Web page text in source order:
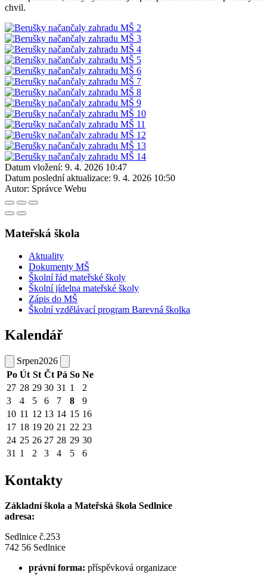
chvil.
Datum vložení: 9. 4. 2026 10:47
Datum poslední aktualizace: 9. 4. 2026 10:50
Autor: Správce Webu
Mateřská škola
Aktuality
Dokumenty MŠ
Školní řád mateřské školy
Školní jídelna mateřské školy
Zápis do MŠ
Školní vzdělávací program Barevná školka
Kalendář
Srpen2026
Po Út St Čt Pá So Ne
27 28 29 30 31 1
2
3
4 5 6 7 8
9
10 11 12 13 14 15 16
17 18 19 20 21 22 23
24 25 26 27 28 29 30
31 1 2 3 4 5 6
Kontakty
Základní škola a Mateřská škola Sedlnice
adresa:
Sedlnice č.253
742 56 Sedlnice
právní forma: příspěvková organizace